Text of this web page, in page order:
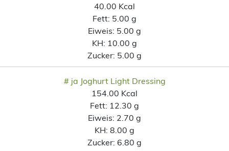
40.00 Kcal
Fett: 5.00 g
Eiweis: 5.00 g
KH: 10.00 g
Zucker: 5.00 g
# ja Joghurt Light Dressing
154.00 Kcal
Fett: 12.30 g
Eiweis: 2.70 g
KH: 8.00 g
Zucker: 6.80 g